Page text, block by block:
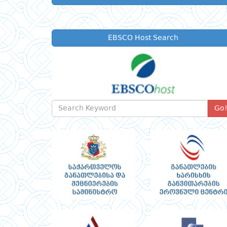
EBSCO Host Search
Go!